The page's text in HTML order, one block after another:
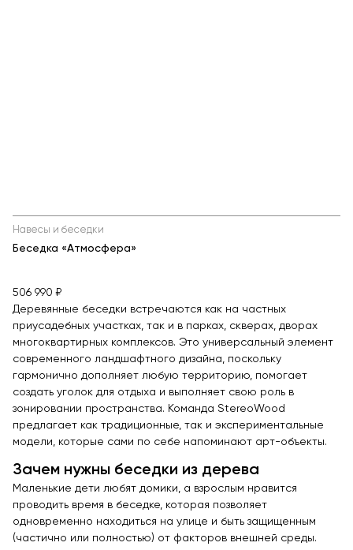
Навесы и беседки
Беседка «Атмосфера»
506 990 ₽
Деревянные беседки встречаются как на частных
приусадебных участках, так и в парках, скверах, дворах
многоквартирных комплексов. Это универсальный элемент
современного ландшафтного дизайна, поскольку
гармонично дополняет любую территорию, помогает
создать уголок для отдыха и выполняет свою роль в
зонировании пространства. Команда StereoWood
предлагает как традиционные, так и экспериментальные
модели, которые сами по себе напоминают арт-объекты.
Зачем нужны беседки из дерева
Маленькие дети любят домики, а взрослым нравится
проводить время в беседке, которая позволяет
одновременно находиться на улице и быть защищенным
(частично или полностью) от факторов внешней среды.